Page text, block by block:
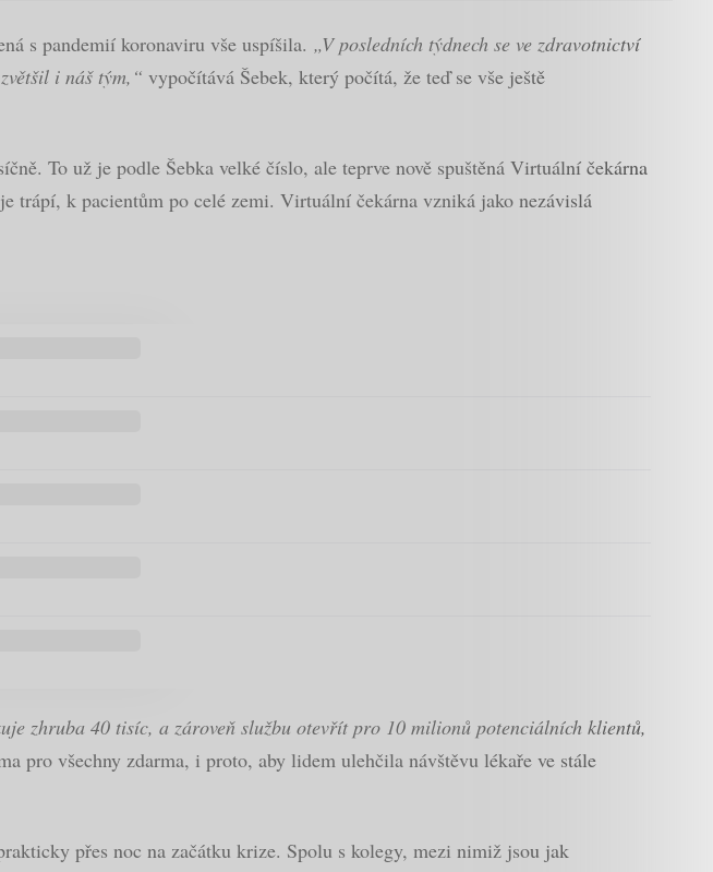
s pandemií koronaviru vše uspíšila. „V posledních týdnech se ve zdravotnictví
i náš tým,“ vypočítává Šebek, který počítá, že teď se vše ještě
To už je podle Šebka velké číslo, ale teprve nově spuštěná Virtuální čekárna
trápí, k pacientům po celé zemi. Virtuální čekárna vzniká jako nezávislá
zhruba 40 tisíc, a zároveň službu otevřít pro 10 milionů potenciálních klientů,
pro všechny zdarma, i proto, aby lidem ulehčila návštěvu lékaře ve stále
přes noc na začátku krize. Spolu s kolegy, mezi nimiž jsou jak